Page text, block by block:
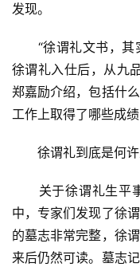
发现。
“徐谓礼文书，其
徐谓礼入仕后，从九
郑嘉励介绍，包括什
工作上取得了哪些成
徐谓礼到底是何许
关于徐谓礼生平事
中，专家们发现了徐
的墓志非常完整，徐
来后仍然可读。墓志